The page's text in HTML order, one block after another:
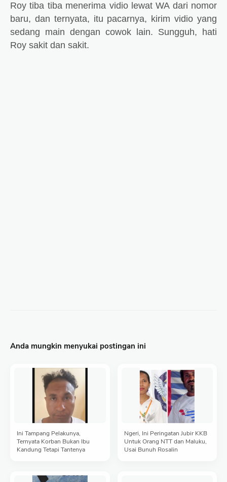
Roy tiba tiba menerima vidio lewat WA dari nomor
baru, dan ternyata, itu pacarnya, kirim vidio yang
sedang main dengan cowok lain. Sungguh, hati
Roy sakit dan sakit.
Anda mungkin menyukai postingan ini
Ini Tampang Pelakunya,
Ternyata Korban Bukan Ibu
Kandung Tetapi Tantenya
Ngeri, Ini Peringatan Jubir KKB
Untuk Orang NTT dan Maluku,
Usai Bunuh Rosalin